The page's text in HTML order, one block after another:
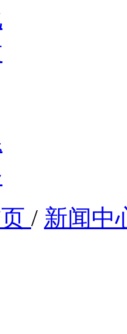
/ 新闻中